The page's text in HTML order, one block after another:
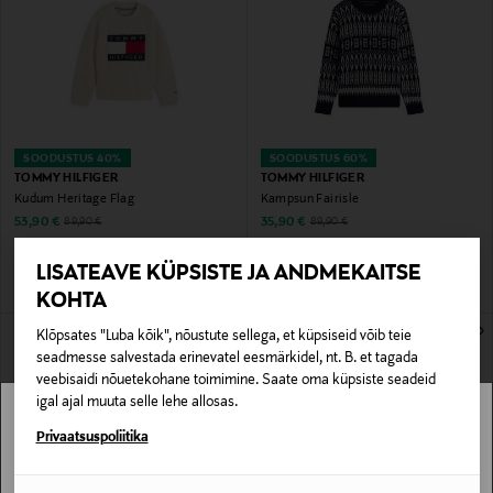
LISATEAVE KÜPSISTE JA ANDMEKAITSE
KOHTA
Klõpsates "Luba kõik", nõustute sellega, et küpsiseid võib teie
seadmesse salvestada erinevatel eesmärkidel, nt. B. et tagada
veebisaidi nõuetekohane toimimine. Saate oma küpsiste seadeid
igal ajal muuta selle lehe allosas.
Privaatsuspoliitika
SOODUSTUS 40%
TOMMY HILFIGER
Kudum Heritage Flag
Discounted Price
53,90 € Original Price
89,90 €
SOODUSTUS 60%
TOMMY HILFIGER
Kampsun Fairisle
Discounted Price
35,90 € Original Price
89,90 €
Stockmann pole Sinu riigis saadaval.